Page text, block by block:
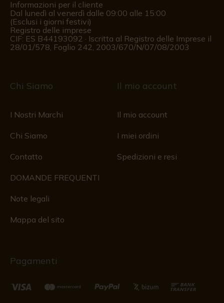
Informazioni per il cliente
Dal lunedì al venerdì dalle 09:00 alle 15:00
(Esclusi i giorni festivi)
Registro delle imprese
CIF: ES B44193092 · Iscritta al Registro delle Imprese il
28/01/578, Foglio 242, 2003/670/N/07/08/2003
Chi Siamo
I Nostri Marchi
Chi Siamo
Contatto
DOMANDE FREQUENTI
Note legali
Mappa del sito
Il mio account
Il mio account
I miei ordini
Spedizioni e resi
Pagamenti